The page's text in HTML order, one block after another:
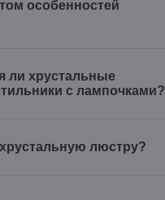
особенностей
ли хрустальные
с лампочками?
хрустальную люстру?